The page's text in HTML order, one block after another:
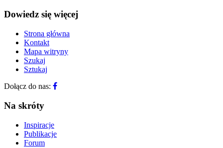
Dowiedz się więcej
Strona główna
Kontakt
Mapa witryny
Szukaj
Sztukaj
Dołącz do nas:
Na skróty
Inspiracje
Publikacje
Forum